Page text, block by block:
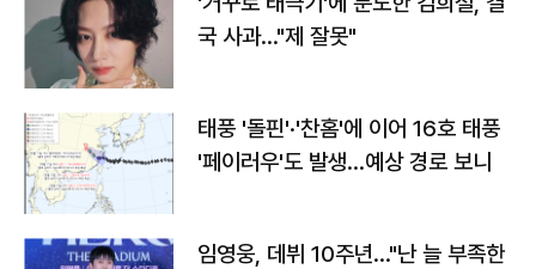
국 사과…"제 잘못"
태풍 '돌핀'·'찬홈'에 이어 16호 태풍
'페이러우'도 발생…예상 경로 보니
임영웅, 데뷔 10주년…"난 늘 부족한